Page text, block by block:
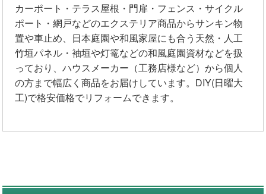
カーポート・テラス屋根・門扉・フェンス・サイクル
ポート・網戸などのエクステリア商品からサンキン物
置や車止め、日本庭園や和風家屋にも合う天然・人工
竹垣パネル・袖垣や灯篭などの和風庭園資材などを扱
っており、ハウスメーカー（工務店様など）から個人
の方まで幅広く商品をお届けしています。DIY(日曜大
工)で格安価格でリフォームできます。